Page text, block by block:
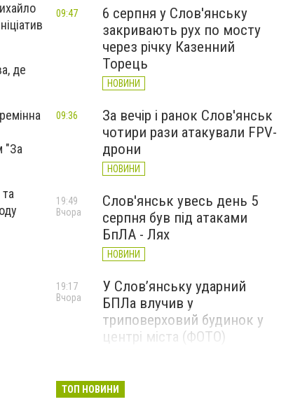
де
"За
6 серпня у Слов'янську
закривають рух по мосту
через річку Казенний
Торець
НОВИНИ
09:47
За вечір і ранок Слов'янськ
чотири рази атакували FPV-
дрони
НОВИНИ
09:36
Слов'янськ увесь день 5
серпня був під атаками
БпЛА - Лях
НОВИНИ
19:49
Вчора
У Слов’янську ударний
БПЛа влучив у
триповерховий будинок у
центрі міста (ФОТО)
19:17
Вчора
Машина підірвалася на міні:
19:00
Вчора
ТОП НОВИНИ